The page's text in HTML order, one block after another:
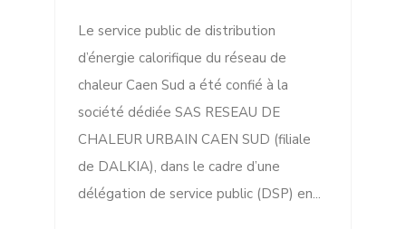
Le service public de distribution
d’énergie calorifique du réseau de
chaleur Caen Sud a été confié à la
société dédiée SAS RESEAU DE
CHALEUR URBAIN CAEN SUD (filiale
de DALKIA), dans le cadre d’une
délégation de service public (DSP) en...